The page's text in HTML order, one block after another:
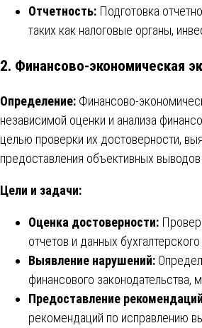
Отчетность: Подготовка
таких как налоговые органы,
2. Финансово-экономическая
Определение: Финансово-
независимой оценки и анализа
целью проверки их достоверности,
предоставления объективных
Цели и задачи:
Оценка достоверности:
отчетов и данных бухгалтерского
Выявление нарушений:
финансового законодательства,
Предоставление
рекомендаций по исправлению